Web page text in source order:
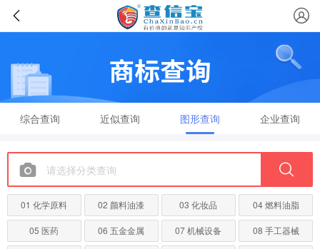
综合查询 近似查询 图形查询 企业查询
01 化学原料 02 颜料油漆 03 化妆品 04 燃料油脂
05 医药 06 五金金属 07 机械设备 08 手工器械